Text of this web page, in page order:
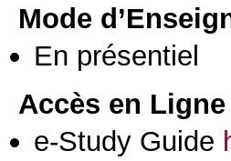
Mode
En présentiel
Accès en Ligne
e-Study Guide